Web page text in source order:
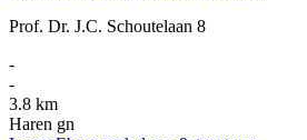
Prof. Dr. J.C. Schoutelaan 8
-
-
3.8 km
Haren gn